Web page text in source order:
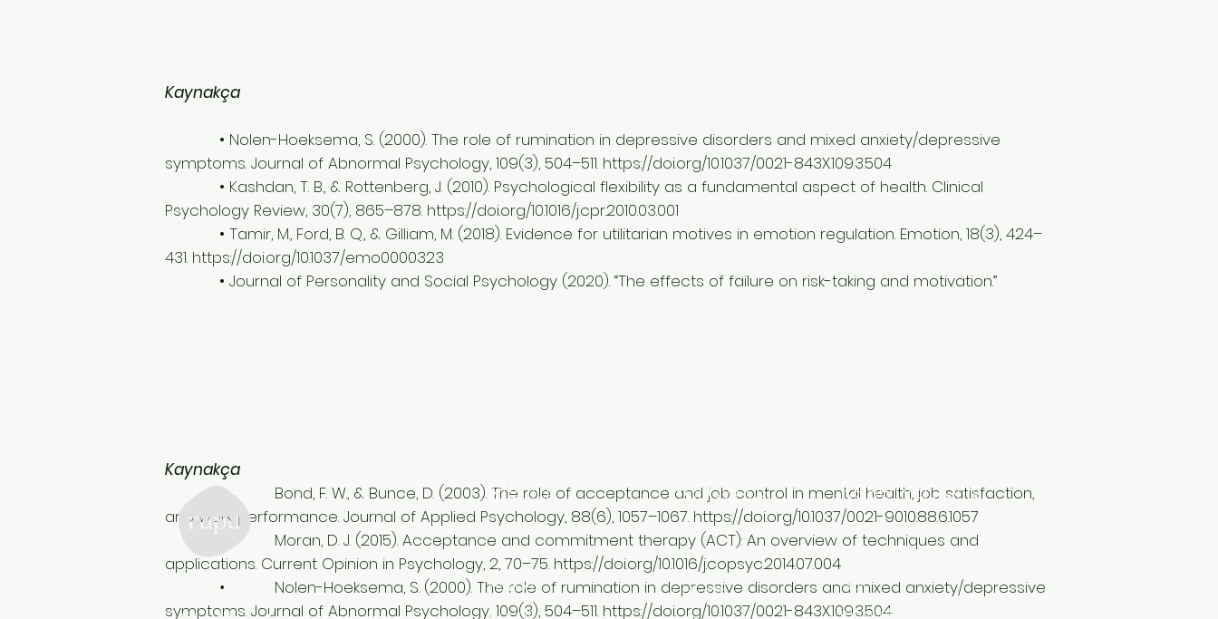
Kaynakça
• Nolen-Hoeksema, S. (2000). The role of rumination in depressive disorders and mixed anxiety/depressive
symptoms. Journal of Abnormal Psychology, 109(3), 504–511. https://doi.org/10.1037/0021-843X.109.3.504
• Kashdan, T. B., & Rottenberg, J. (2010). Psychological flexibility as a fundamental aspect of health. Clinical
Psychology Review, 30(7), 865–878. https://doi.org/10.1016/j.cpr.2010.03.001
• Tamir, M., Ford, B. Q., & Gilliam, M. (2018). Evidence for utilitarian motives in emotion regulation. Emotion, 18(3), 424–
431. https://doi.org/10.1037/emo0000323
• Journal of Personality and Social Psychology (2020). “The effects of failure on risk-taking and motivation.”
Kaynakça
• Bond, F. W., & Bunce, D. (2003). The role of acceptance and job control in mental health, job satisfaction,
and work performance. Journal of Applied Psychology, 88(6), 1057–1067. https://doi.org/10.1037/0021-9010.88.6.1057
• Moran, D. J. (2015). Acceptance and commitment therapy (ACT): An overview of techniques and
applications. Current Opinion in Psychology, 2, 70–75. https://doi.org/10.1016/j.copsyc.2014.07.004
• Nolen-Hoeksema, S. (2000). The role of rumination in depressive disorders and mixed anxiety/depressive
symptoms. Journal of Abnormal Psychology, 109(3), 504–511. https://doi.org/10.1037/0021-843X.109.3.504
Rupu
Menu Follow Us Reservations
Home
Linkedin
Mail:
rupucollective@gmail.com